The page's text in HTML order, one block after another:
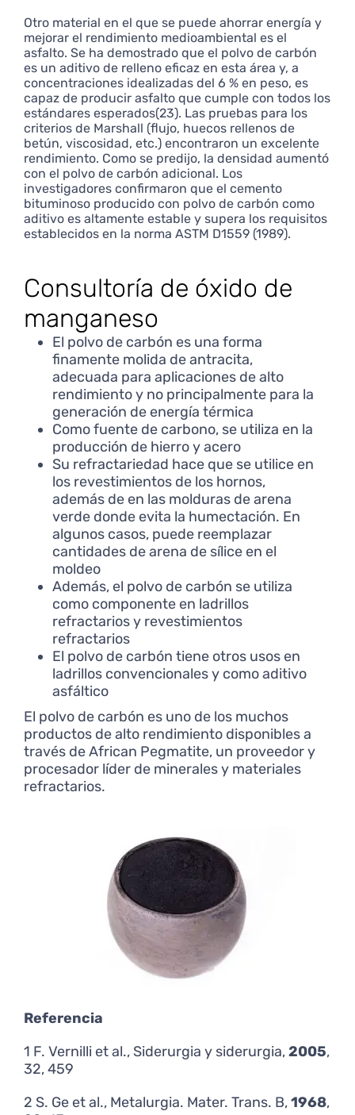
Otro material en el que se puede ahorrar energía y
mejorar el rendimiento medioambiental es el
asfalto. Se ha demostrado que el polvo de carbón
es un aditivo de relleno eficaz en esta área y, a
concentraciones idealizadas del 6 % en peso, es
capaz de producir asfalto que cumple con todos los
estándares esperados(23). Las pruebas para los
criterios de Marshall (flujo, huecos rellenos de
betún, viscosidad, etc.) encontraron un excelente
rendimiento. Como se predijo, la densidad aumentó
con el polvo de carbón adicional. Los
investigadores confirmaron que el cemento
bituminoso producido con polvo de carbón como
aditivo es altamente estable y supera los requisitos
establecidos en la norma ASTM D1559 (1989).
Consultoría de óxido de
manganeso
El polvo de carbón es una forma
finamente molida de antracita,
adecuada para aplicaciones de alto
rendimiento y no principalmente para la
generación de energía térmica
Como fuente de carbono, se utiliza en la
producción de hierro y acero
Su refractariedad hace que se utilice en
los revestimientos de los hornos,
además de en las molduras de arena
verde donde evita la humectación. En
algunos casos, puede reemplazar
cantidades de arena de sílice en el
moldeo
Además, el polvo de carbón se utiliza
como componente en ladrillos
refractarios y revestimientos
refractarios
El polvo de carbón tiene otros usos en
ladrillos convencionales y como aditivo
asfáltico
El polvo de carbón es uno de los muchos
productos de alto rendimiento disponibles a
través de African Pegmatite, un proveedor y
procesador líder de minerales y materiales
refractarios.
Referencia
1 F. Vernilli et al., Siderurgia y siderurgia,2005,
32, 459
2 S. Ge et al., Metalurgia. Mater. Trans. B,1968,